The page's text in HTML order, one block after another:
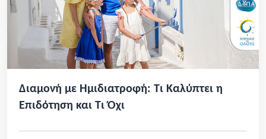
Διαμονή με Ημιδιατροφή: Τι Καλύπτει η
Επιδότηση και Τι Όχι